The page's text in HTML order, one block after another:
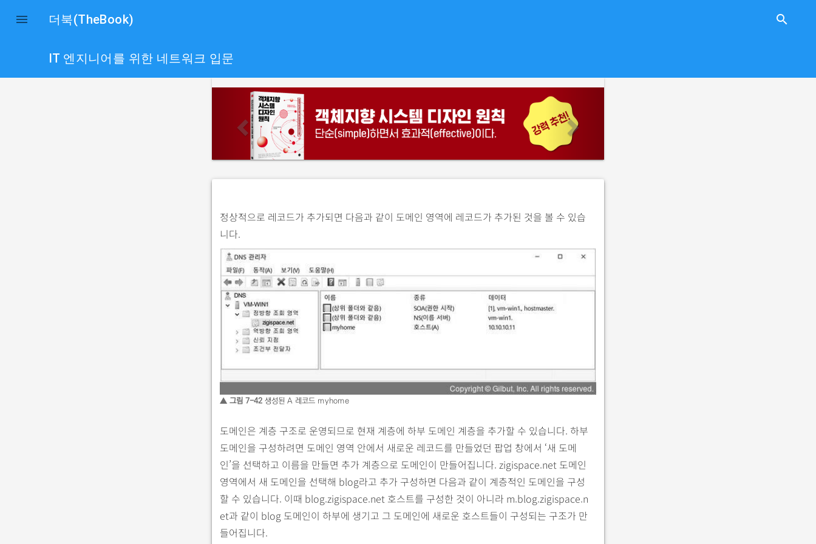
 더북(TheBook) search
IT 엔지니어를 위한 네트워크 입문
e
i
o
s
e
x
정상적으로 레코드가 추가되면 다음과 같이 도메인 영역에 레코드가 추가된 것을 볼 수 있습
니다.
▲ 그림 7-42생성된 A 레코드 myhome
도메인은 계층 구조로 운영되므로 현재 계층에 하부 도메인 계층을 추가할 수 있습니다. 하부
도메인을 구성하려면 도메인 영역 안에서 새로운 레코드를 만들었던 팝업 창에서 ‘새 도메
인’을 선택하고 이름을 만들면 추가 계층으로 도메인이 만들어집니다. zigispace.net 도메인
영역에서 새 도메인을 선택해 blog라고 추가 구성하면 다음과 같이 계층적인 도메인을 구성
할 수 있습니다. 이때 blog.zigispace.net 호스트를 구성한 것이 아니라 m.blog.zigispace.n
et과 같이 blog 도메인이 하부에 생기고 그 도메인에 새로운 호스트들이 구성되는 구조가 만
들어집니다.